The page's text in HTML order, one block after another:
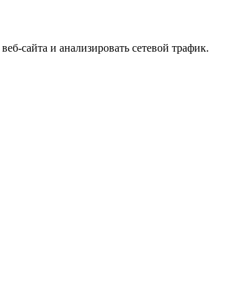
сайта и анализировать сетевой трафик.